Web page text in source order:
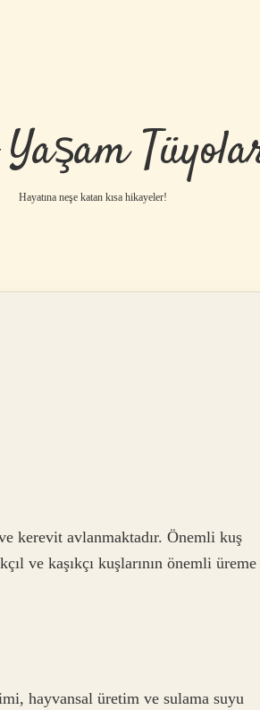
Hayatına neşe katan kısa hikayeler!
kerevit avlanmaktadır. Önemli kuş
ve kaşıkçı kuşlarının önemli üreme
hayvansal üretim ve sulama suyu